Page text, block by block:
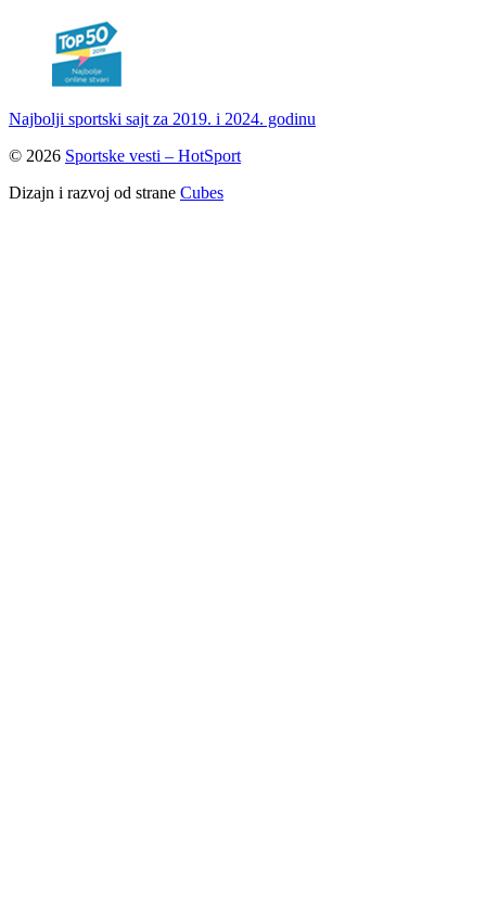
Najbolji sportski sajt za 2019. i 2024. godinu
© 2026 Sportske vesti – HotSport
Dizajn i razvoj od strane Cubes